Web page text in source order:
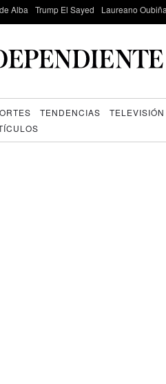
Alba Trump El Sayed Laureano
TENDENCIAS
TELEVISIÓN